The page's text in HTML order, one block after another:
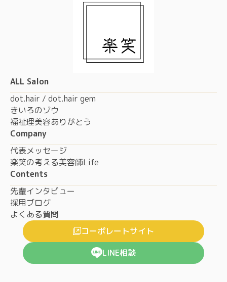
ALL Salon
dot.hair / dot.hair gem
きいろのゾウ
福祉理美容ありがとう
Company
代表メッセージ
楽笑の考える美容師Life
Contents
先輩インタビュー
採用ブログ
よくある質問
コーポレートサイト
LINE相談